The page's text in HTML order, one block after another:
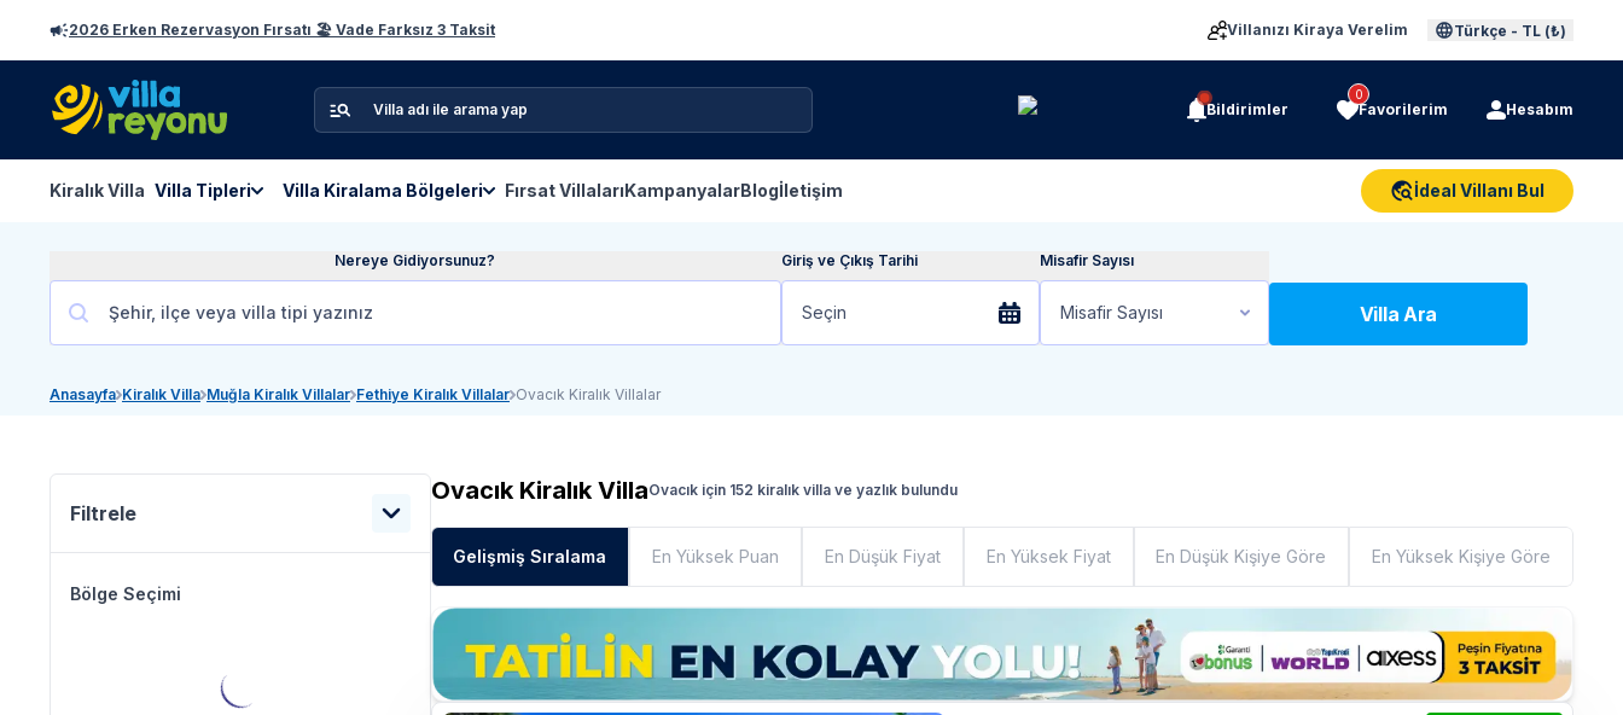
2026 Erken Rezervasyon Fırsatı 🏖️ Vade Farksız 3 Taksit Villanızı Kiraya Verelim Türkçe - TL (₺)
Bildirimler
0
Favorilerim Hesabım
Kiralık Villa Villa Tipleri Villa Kiralama Bölgeleri Fırsat VillalarıKampanyalarBlogİletişim İdeal Villanı Bul
Nereye Gidiyorsunuz? Giriş ve Çıkış Tarihi
Seçin
Misafir Sayısı
Misafir Sayısı Villa Ara
Anasayfa Kiralık Villa Muğla Kiralık Villalar Fethiye Kiralık Villalar Ovacık Kiralık Villalar
Filtrele
Bölge Seçimi
Ovacık Kiralık VillaOvacık için 152 kiralık villa ve yazlık bulundu
Gelişmiş Sıralama En Yüksek Puan En Düşük Fiyat En Yüksek Fiyat En Düşük Kişiye Göre En Yüksek Kişiye Göre